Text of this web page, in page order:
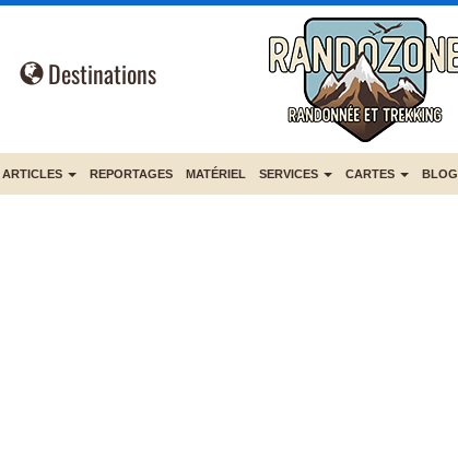
Destinations
ARTICLES REPORTAGES MATÉRIEL SERVICES CARTES BLOG